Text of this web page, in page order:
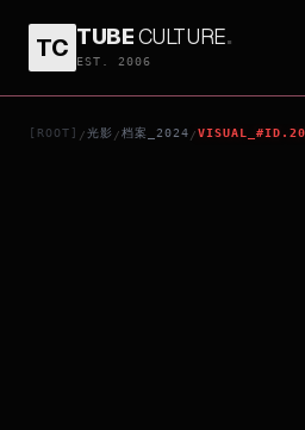
TC TUBECULTURE.
EST. 2006
[ROOT] /光影 /档案_2024 /
PEREWANGAN